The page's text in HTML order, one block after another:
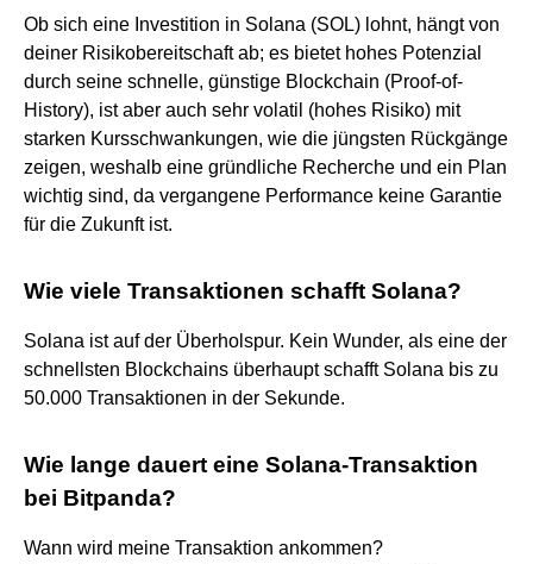
Ob sich eine Investition in Solana (SOL) lohnt, hängt von
deiner Risikobereitschaft ab; es bietet hohes Potenzial
durch seine schnelle, günstige Blockchain (Proof-of-
History), ist aber auch sehr volatil (hohes Risiko) mit
starken Kursschwankungen, wie die jüngsten Rückgänge
zeigen, weshalb eine gründliche Recherche und ein Plan
wichtig sind, da vergangene Performance keine Garantie
für die Zukunft ist.
Wie viele Transaktionen schafft Solana?
Solana ist auf der Überholspur. Kein Wunder, als eine der
schnellsten Blockchains überhaupt schafft Solana bis zu
50.000 Transaktionen in der Sekunde.
Wie lange dauert eine Solana-Transaktion
bei Bitpanda?
Wann wird meine Transaktion ankommen?